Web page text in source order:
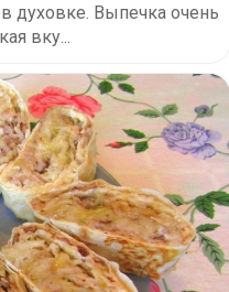
духовке. Выпечка очень
вку...